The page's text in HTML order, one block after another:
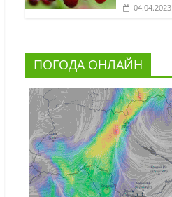
04.04.2023
ПОГОДА ОНЛАЙН